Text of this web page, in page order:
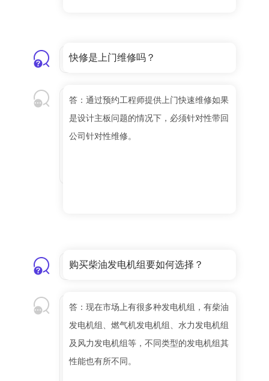
快修是上门维修吗？
答：通过预约工程师提供上门快速维修如果
是设计主板问题的情况下，必须针对性带回
公司针对性维修。
购买柴油发电机组要如何选择？
答：现在市场上有很多种发电机组，有柴油
发电机组、燃气机发电机组、水力发电机组
及风力发电机组等，不同类型的发电机组其
性能也有所不同。